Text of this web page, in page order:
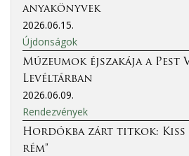
anyakönyvek
2026.06.15.
Újdonságok
Múzeumok éjszakája a Pest
Levéltárban
2026.06.09.
Rendezvények
Hordókba zárt titkok: Kiss
rém”